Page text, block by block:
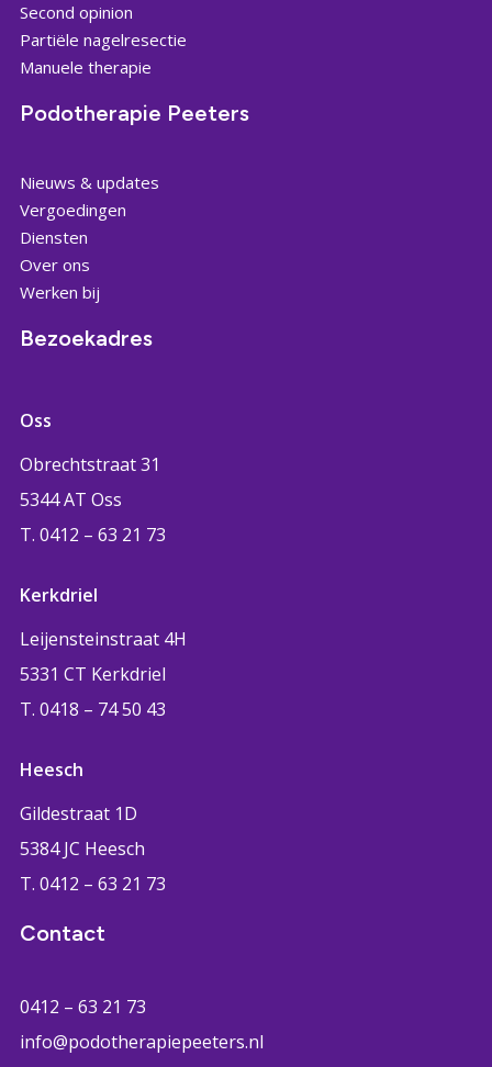
Second opinion
Partiële nagelresectie
Manuele therapie
Podotherapie Peeters
Nieuws & updates
Vergoedingen
Diensten
Over ons
Werken bij
Bezoekadres
Oss
Obrechtstraat 31
5344 AT Oss
T. 0412 – 63 21 73
Kerkdriel
Leijensteinstraat 4H
5331 CT Kerkdriel
T. 0418 – 74 50 43
Heesch
Gildestraat 1D
5384 JC Heesch
T. 0412 – 63 21 73
Contact
0412 – 63 21 73
info@podotherapiepeeters.nl